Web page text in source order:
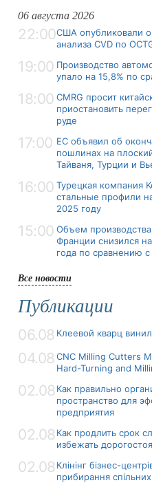
06 августа 2026
22:00США опубликовали
анализа CVD по
19:00 Производство
упало на 15,8% по
18:00 CMRG просит
приостановить
руде
17:00 ЕС объявил об
пошлинах на
Тайваня, Турции и
16:00 Турецкая компания
стальные профили
2025 году
15:00 Объем
Франции снизился
года по сравнению
Все новости
Публикации
06.08 Клеевой кварц
04.08 CNC Milling Cutters
Hard-Turning and
02.08 Как правильно
пространство для
предприятия
02.08 Как продлить срок
избежать
02.08 Клінінг бізнес-
прибирання